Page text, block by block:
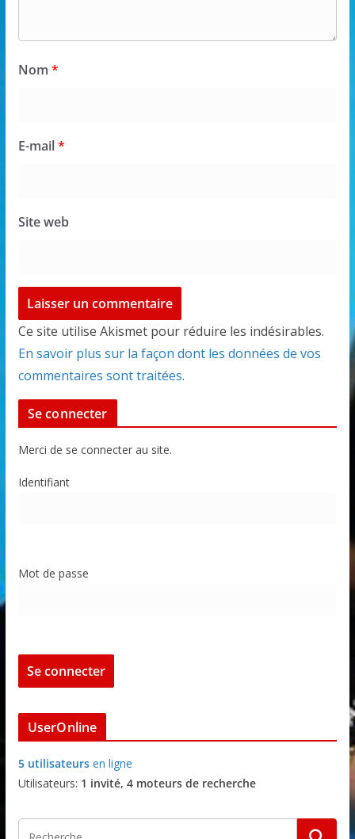
Nom *
E-mail*
Site web
Ce site utilise Akismet pour réduire les indésirables.
En savoir plus sur la façon dont les données de vos
commentaires sont traitées.
Se connecter
Merci de se connecter au site.
Identifiant
Mot de passe
UserOnline
5 utilisateursen ligne
Utilisateurs: 1 invité, 4 moteurs de recherche